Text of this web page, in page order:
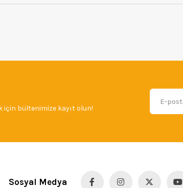
için bültenimize kayıt olun!
Sosyal Medya